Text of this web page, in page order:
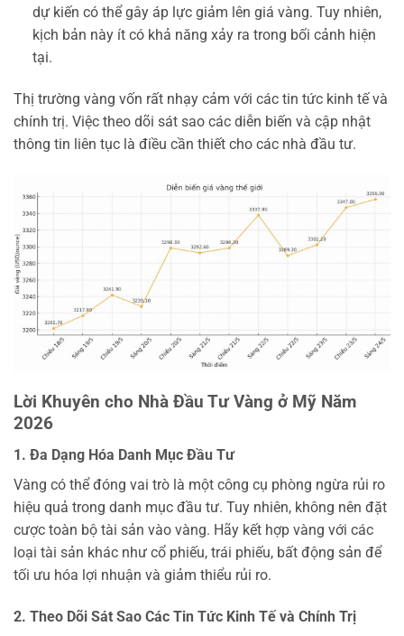
dự kiến có thể gây áp lực giảm lên giá vàng. Tuy nhiên,
kịch bản này ít có khả năng xảy ra trong bối cảnh hiện
tại.
Thị trường vàng vốn rất nhạy cảm với các tin tức kinh tế và
chính trị. Việc theo dõi sát sao các diễn biến và cập nhật
thông tin liên tục là điều cần thiết cho các nhà đầu tư.
Lời Khuyên cho Nhà Đầu Tư Vàng ở Mỹ Năm
2026
1. Đa Dạng Hóa Danh Mục Đầu Tư
Vàng có thể đóng vai trò là một công cụ phòng ngừa rủi ro
hiệu quả trong danh mục đầu tư. Tuy nhiên, không nên đặt
cược toàn bộ tài sản vào vàng. Hãy kết hợp vàng với các
loại tài sản khác như cổ phiếu, trái phiếu, bất động sản để
tối ưu hóa lợi nhuận và giảm thiểu rủi ro.
2. Theo Dõi Sát Sao Các Tin Tức Kinh Tế và Chính Trị